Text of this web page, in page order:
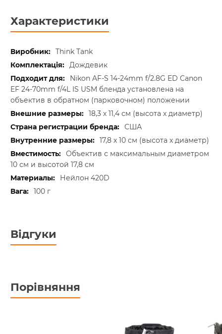
Характеристики
Think Tank
Дождевик
Nikon AF-S 14-24mm f/2.8G ED Canon
EF 24-70mm f/4L IS USM бленда установлена на
объектив в обратном (парковочном) положении
18,3 х 11,4 см (высота х диаметр)
США
17,8 х 10 см (высота х диаметр)
Объектив с максимальным диаметром
10 см и высотой 17,8 см
Нейлон 420D
100 г
Відгуки
Порівняння